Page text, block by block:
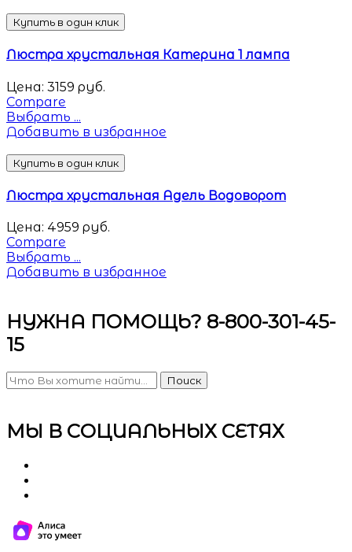
Купить в один клик
Люстра хрустальная Катерина 1 лампа
Цена: 3159 руб.
Compare
Выбрать ...
Добавить в избранное
Купить в один клик
Люстра хрустальная Адель Водоворот
Цена: 4959 руб.
Compare
Выбрать ...
Добавить в избранное
НУЖНА ПОМОЩЬ? 8-800-301-45-
15
Поиск
МЫ В СОЦИАЛЬНЫХ СЕТЯХ